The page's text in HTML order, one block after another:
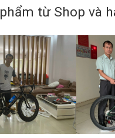
phẩm từ Shop và